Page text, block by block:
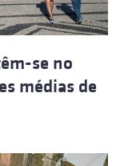
se no
médias de